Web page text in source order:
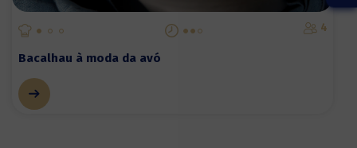
4
Bacalhau à moda da avó